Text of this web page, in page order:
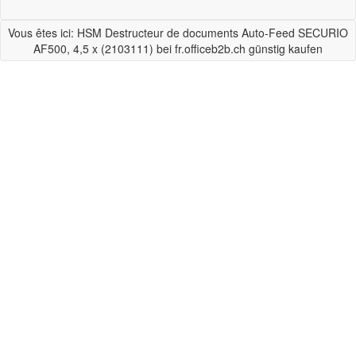
Vous êtes ici: HSM Destructeur de documents Auto-Feed SECURIO
AF500, 4,5 x (2103111) bei fr.officeb2b.ch günstig kaufen